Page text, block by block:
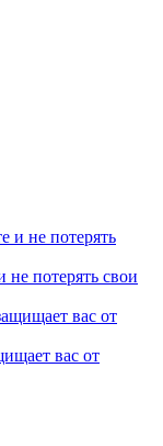
не потерять свои
вас от